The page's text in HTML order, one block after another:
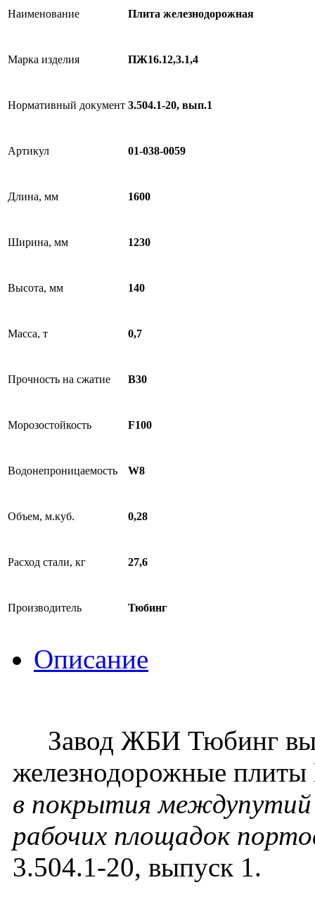
Наименование Плита железнодорожная
Марка изделия ПЖ16.12,3.1,4
Нормативный документ 3.504.1-20, вып.1
Артикул 01-038-0059
Длина, мм 1600
Ширина, мм 1230
Высота, мм 140
Масса, т 0,7
Прочность на сжатие B30
Морозостойкость F100
Водонепроницаемость W8
Объем, м.куб. 0,28
Расход стали, кг 27,6
Производитель Тюбинг
Описание
Завод ЖБИ Тюбинг
железнодорожные
в покрытия
рабочих площадок
3.504.1-20, выпуск 1.